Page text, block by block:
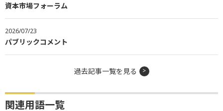
資本市場フォーラム
2026/07/23
パブリックコメント
過去記事一覧を見る
関連用語一覧